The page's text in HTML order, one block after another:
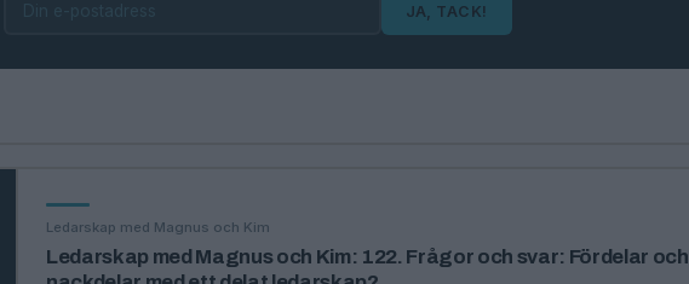
JA, TACK!
Ledarskap med Magnus och Kim
Ledarskap med Magnus och Kim: 122. Frågor och svar: Fördelar och